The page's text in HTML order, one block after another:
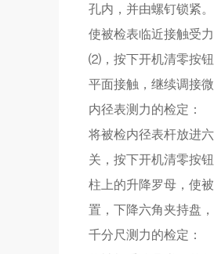
孔内，并由螺钉锁紧
使被检表临近接触受
⑵，按下开机清零按
平面接触，继续调接
内径表测力的检定：
将被检内径表杆放进
关，按下开机清零按
柱上的升降罗母，使
置，下降六角夹持盘
千分尺测力的检定：